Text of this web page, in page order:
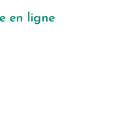
en ligne